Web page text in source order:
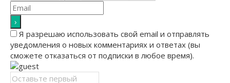
Я разрешаю использовать свой email и отправлять
уведомления о новых комментариях и ответах (вы
cможете отказаться от подписки в любое время).